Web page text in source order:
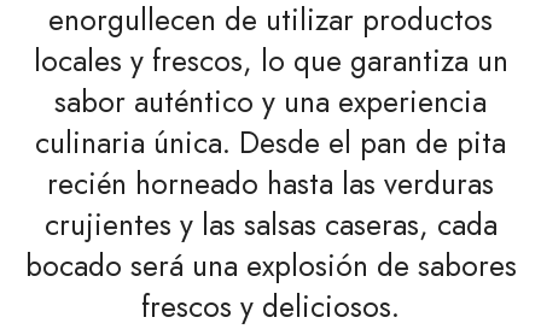
enorgullecen de utilizar productos
locales y frescos, lo que garantiza un
sabor auténtico y una experiencia
culinaria única. Desde el pan de pita
recién horneado hasta las verduras
crujientes y las salsas caseras, cada
bocado será una explosión de sabores
frescos y deliciosos.